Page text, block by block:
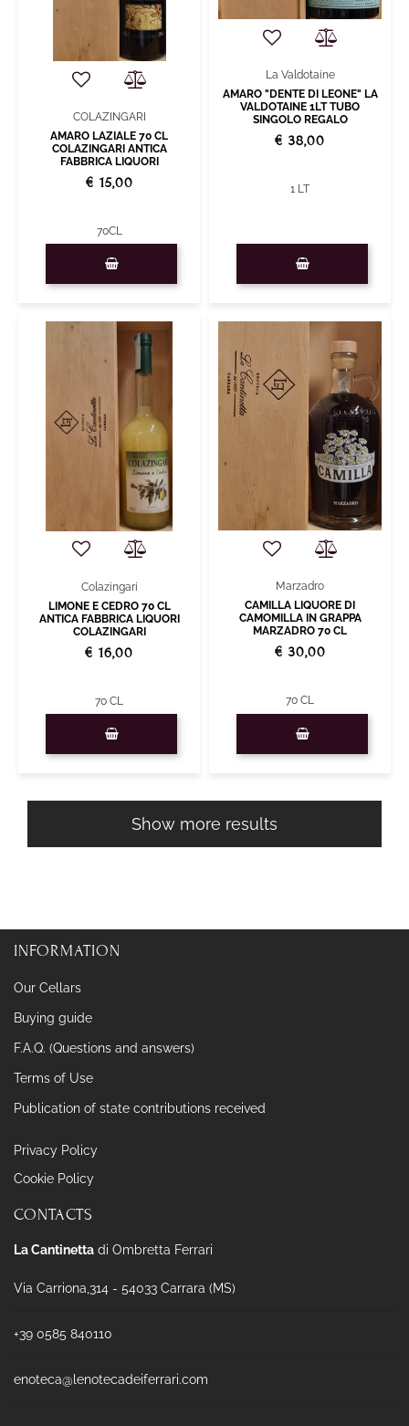
COLAZINGARI
AMARO LAZIALE 70 CL
COLAZINGARI ANTICA
FABBRICA LIQUORI
€ 15,00
70CL
La Valdotaine
AMARO "DENTE DI LEONE" LA
VALDOTAINE 1LT TUBO
SINGOLO REGALO
€ 38,00
1 LT
Colazingari
LIMONE E CEDRO 70 CL
ANTICA FABBRICA LIQUORI
COLAZINGARI
€ 16,00
70 CL
Marzadro
CAMILLA LIQUORE DI
CAMOMILLA IN GRAPPA
MARZADRO 70 CL
€ 30,00
70 CL
Show more results
INFORMATION
Our Cellars
Buying guide
F.A.Q. (Questions and answers)
Terms of Use
Publication of state contributions received
Privacy Policy
Cookie Policy
CONTACTS
La Cantinetta di Ombretta Ferrari
Via Carriona,314 - 54033 Carrara (MS)
+39 0585 840110
enoteca@lenotecadeiferrari.com